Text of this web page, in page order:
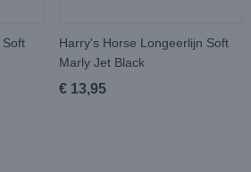
Harry's Horse Longeerlijn Soft
Marly Jet Black
€ 13,95